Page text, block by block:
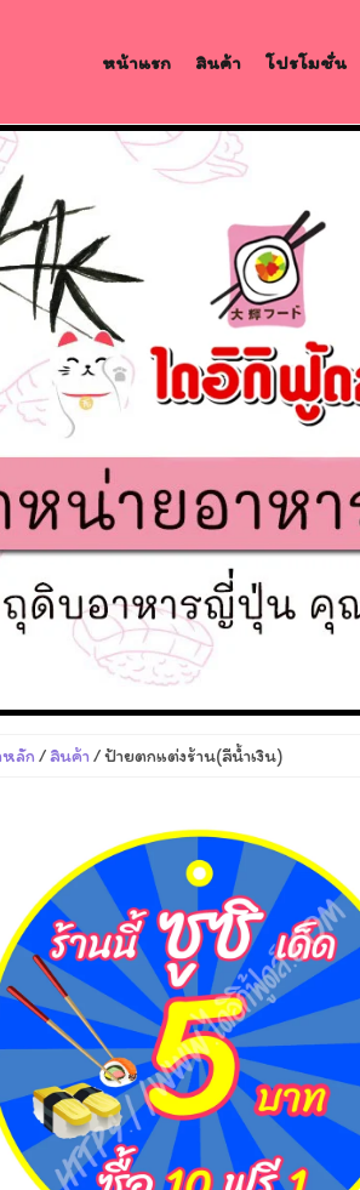
หน้าแรก สินค้า โปรโมชั่น
ลัก /สินค้า / ป้ายตกแต่งร้าน(สีน้ำเงิน)